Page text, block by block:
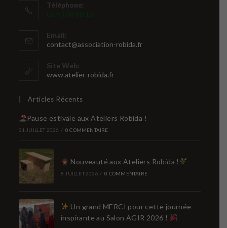
Téléphone:
02 43 68 80 16
Email:
contact@association-robida.frS’ouvre
Site Web:
www.atelier-robida.fr
Articles Récents
Pause estivale aux Ateliers Robida !
31 JUILLET 2026 / 0 COMMENTAIRE
Nouveauté aux Ateliers Robida !
8 JUILLET 2026 / 0 COMMENTAIRE
Un grand MERCI pour cette journée
inspirante au Salon AGIR 2026 !